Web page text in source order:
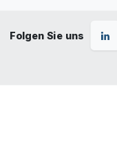
Folgen Sie uns